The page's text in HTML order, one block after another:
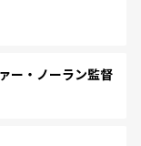
ー・ノーラン監督